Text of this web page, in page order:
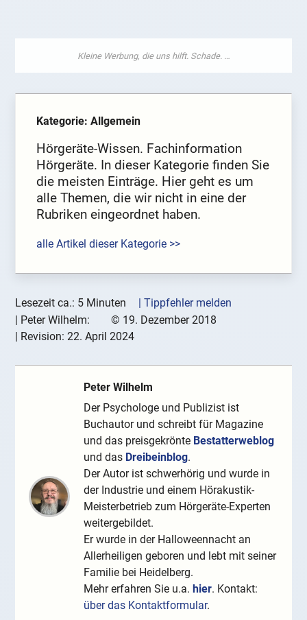
Kategorie: Allgemein
Hörgeräte-Wissen. Fachinformation
Hörgeräte. In dieser Kategorie finden Sie
die meisten Einträge. Hier geht es um
alle Themen, die wir nicht in eine der
Rubriken eingeordnet haben.
alle Artikel dieser Kategorie >>
Lesezeit ca.: 5 Minuten
| Tippfehler melden
| Peter Wilhelm: © 19. Dezember 2018
| Revision:22. April 2024
Peter Wilhelm
Der Psychologe und Publizist ist
Buchautor und schreibt für Magazine
und das preisgekrönte Bestatterweblog
und das Dreibeinblog.
Der Autor ist schwerhörig und wurde in
der Industrie und einem Hörakustik-
Meisterbetrieb zum Hörgeräte-Experten
weitergebildet.
Er wurde in der Halloweennacht an
Allerheiligen geboren und lebt mit seiner
Familie bei Heidelberg.
Mehr erfahren Sie u.a.hier. Kontakt:
über das Kontaktformular.